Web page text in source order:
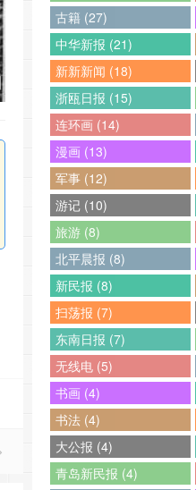
古籍 (27)
中华新报 (21)
新新新闻 (18)
浙瓯日报 (15)
连环画 (14)
漫画 (13)
军事 (12)
游记 (10)
旅游 (8)
北平晨报 (8)
新民报 (8)
扫荡报 (7)
东南日报 (7)
无线电 (5)
书画 (4)
书法 (4)
大公报 (4)
青岛新民报 (4)